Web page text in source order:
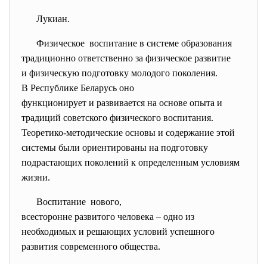
Лукиан.
Физическое воспитание в системе образования
традиционно ответственно за физическое развитие
и физическую подготовку молодого поколения.
В Республике Беларусь оно
функционирует и развивается на основе опыта и
традиций советского физического воспитания.
Теоретико-методические основы и содержание этой
системы были ориентированы на подготовку
подрастающих поколений к определенным условиям
жизни.
Воспитание нового,
всесторонне развитого человека – одно из
необходимых и решающих условий успешного
развития современного общества.